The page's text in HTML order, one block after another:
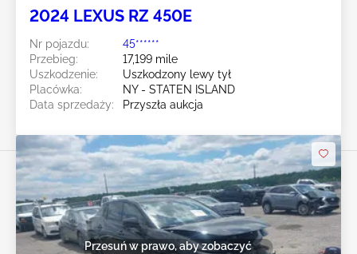
2024 LEXUS RZ 450E
Nr pojazdu:
45******
Przebieg:
17,199 mile
Uszkodzenie:
Uszkodzony lewy tył
Placówka:
NY - STATEN ISLAND
Data sprzedaży:
Przyszła aukcja
Przesuń w prawo, aby zobaczyć